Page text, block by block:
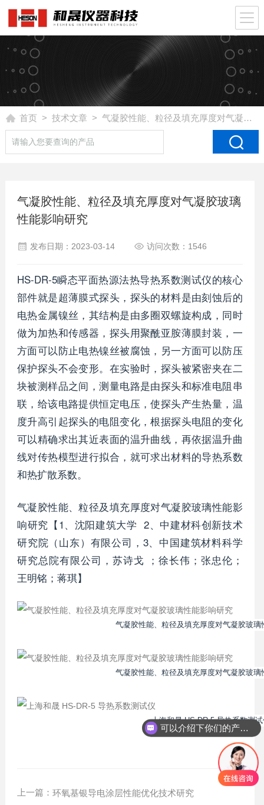
首页 > 技术文章 > 气凝胶性能、粒径及填充厚度对气凝胶玻璃性能影响研究
气凝胶性能、粒径及填充厚度对气凝胶玻璃
性能影响研究
发布日期：2023-03-14 访问次数：1546
HS-DR-5瞬态平面热源法热导热系数测试仪的核心
部件就是超薄膜式探头，探头的材料是由刻蚀后的
电热金属镍丝，其结构是由多圈双螺旋构成，同时
做为加热和传感器，探头用聚酰亚胺薄膜封装，一
方面可以防止电热镍丝被腐蚀，另一方面可以防压
保护探头不会变形。在实验时，探头被紧密夹在二
块被测样品之间，测量电路是由探头和标准电阻串
联，给该电路提供恒定电压，使探头产生热量，温
度升高引起探头的电阻变化，根据探头电阻的变化
可以精确求出其近表面的温升曲线，再依据温升曲
线对传热模型进行拟合，就可求出材料的导热系数
和热扩散系数。
气凝胶性能、粒径及填充厚度对气凝胶玻璃性能影
响研究【1、沈阳建筑大学 2、中建材科创新技术
研究院（山东）有限公司，3、中国建筑材料科学
研究总院有限公司，苏诗戈 ；徐长伟；张忠伦；
王明铭；蒋琪】
上一篇： 环氧基银导电涂层性能优化技术研究
可以介绍下你们的产品么？